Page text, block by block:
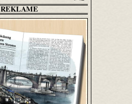
REKLAME